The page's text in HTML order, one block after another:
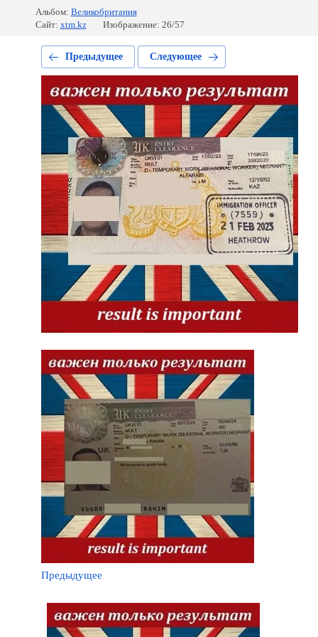
Альбом: Великобритания
Сайт: xtm.kz Изображение: 26/57
Предыдущее Следующее
Предыдущее